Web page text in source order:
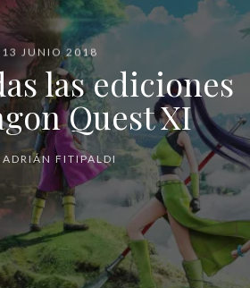
13 JUNIO 2018
las ediciones
Quest XI
ADRIÁN FITIPALDI